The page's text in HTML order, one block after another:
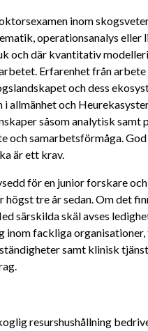
inom
operationsanalys
och där kvantitativ
Erfarenhet från
och dess
allmänhet och
såsom analytisk
och samarbetsförmåga.
är ett krav.
för en junior forskare
tre år sedan. Om det
särskilda skäl avses
inom fackliga
samt klinisk
resurshushållning